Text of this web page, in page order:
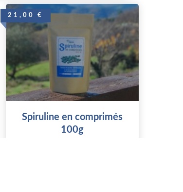
21,00 €
Spiruline en comprimés
100g